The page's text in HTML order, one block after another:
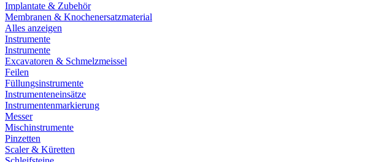
Implantate & Zubehör
Membranen & Knochenersatzmaterial
Alles anzeigen
Instrumente
Instrumente
Excavatoren & Schmelzmeissel
Feilen
Füllungsinstrumente
Instrumenteneinsätze
Instrumentenmarkierung
Messer
Mischinstrumente
Pinzetten
Scaler & Küretten